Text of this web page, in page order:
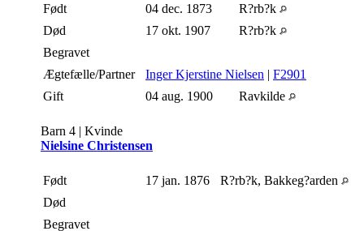
Født 04 dec. 1873
R?rb?k
Død
17 okt. 1907
R?rb?k
Begravet
Ægtefælle/Partner
Inger Kjerstine Nielsen | F2901
Gift
04 aug. 1900 Ravkilde
Barn 4 | Kvinde
Nielsine Christensen
Født 17 jan. 1876
R?rb?k, Bakkeg?arden
Død
Begravet